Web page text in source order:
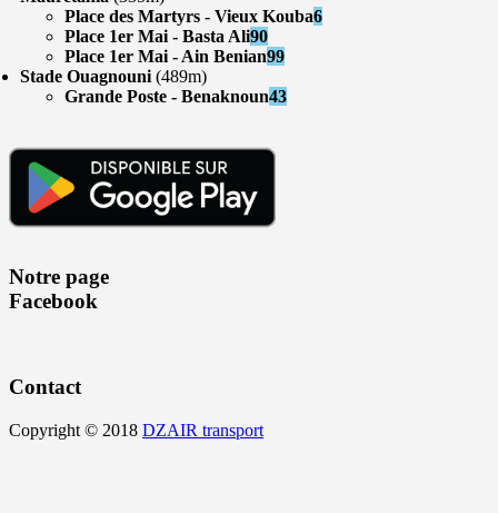
Place des Martyrs - Vieux Kouba6
Place 1er Mai - Basta Ali90
Place 1er Mai - Ain Benian99
Stade Ouagnouni (489m)
Grande Poste - Benaknoun43
Notre page
Facebook
Contact
Copyright © 2018 DZAIR transport